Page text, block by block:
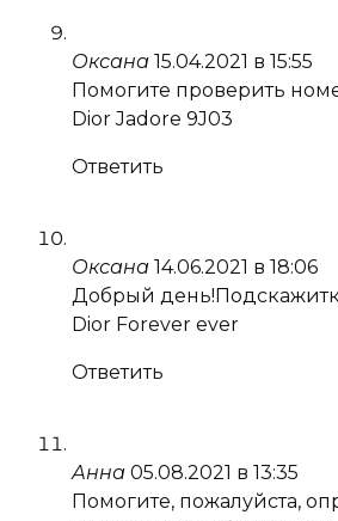
Оксана 15.04.2021 в 15:55
Помогите проверить
Dior Jadore 9J03
Ответить
Оксана 14.06.2021 в 18:06
Добрый
Dior Forever ever
Ответить
Анна 05.08.2021 в 13:35
Помогите, пожалуйста,